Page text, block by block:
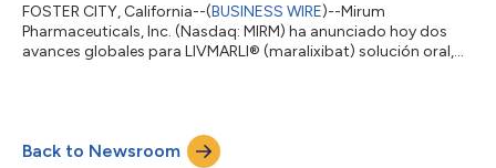
FOSTER CITY, California--(BUSINESS WIRE)--Mirum
Pharmaceuticals, Inc. (Nasdaq: MIRM) ha anunciado hoy dos
avances globales para LIVMARLI® (maralixibat) solución oral,
con síndrome de Alagille de un año o más. El comunicado en el
idioma original, es la versión oficial y autorizada del mismo. La
Back to Newsroom